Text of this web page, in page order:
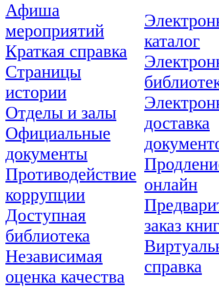
Афиша
мероприятий
Краткая справка
Страницы
истории
Отделы и залы
Официальные
документы
Противодействие
коррупции
Доступная
библиотека
Независимая
оценка качества
каталог
доставка
онлайн
заказ
справка